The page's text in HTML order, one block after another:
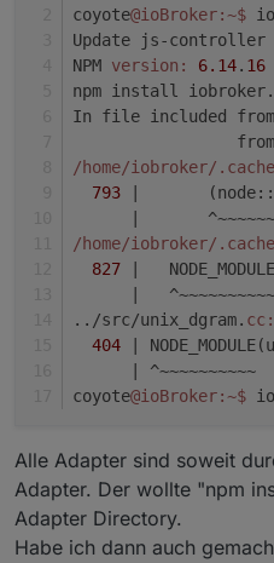
coyote@ioBroker:~$
Update js-controller
NPM version: 6.14. 16
npm install
In file included
/home/iobroker/
793
|
/home/iobroker/
827
|
../src/unix_dgram. cc:
404
|
^~~~~~~~~~~
coyote@ioBroker:~$
Alle Adapter sind soweit
Adapter. Der wollte "npm
Adapter Directory.
Habe ich dann auch